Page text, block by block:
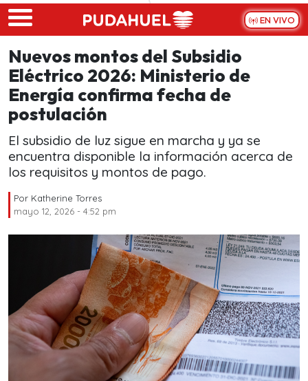
Skip to main content
EN VIVO
Nuevos montos del Subsidio
Eléctrico 2026: Ministerio de
Energía confirma fecha de
postulación
El subsidio de luz sigue en marcha y ya se
encuentra disponible la información acerca de
los requisitos y montos de pago.
Por Katherine Torres
mayo 12, 2026 - 4:52 pm